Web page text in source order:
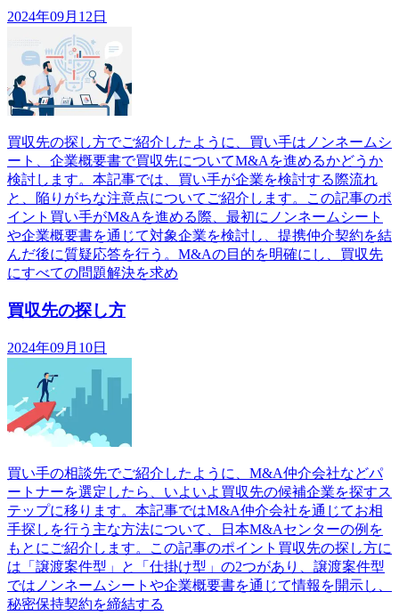
2024年09月12日
買収先の探し方でご紹介したように、買い手はノンネームシ
ート、企業概要書で買収先についてM&Aを進めるかどうか
検討します。本記事では、買い手が企業を検討する際流れ
と、陥りがちな注意点についてご紹介します。この記事のポ
イント買い手がM&Aを進める際、最初にノンネームシート
や企業概要書を通じて対象企業を検討し、提携仲介契約を結
んだ後に質疑応答を行う。M&Aの目的を明確にし、買収先
にすべての問題解決を求め
買収先の探し方
2024年09月10日
買い手の相談先でご紹介したように、M&A仲介会社などパ
ートナーを選定したら、いよいよ買収先の候補企業を探すス
テップに移ります。本記事ではM&A仲介会社を通じてお相
手探しを行う主な方法について、日本M&Aセンターの例を
もとにご紹介します。この記事のポイント買収先の探し方に
は「譲渡案件型」と「仕掛け型」の2つがあり、譲渡案件型
ではノンネームシートや企業概要書を通じて情報を開示し、
秘密保持契約を締結する